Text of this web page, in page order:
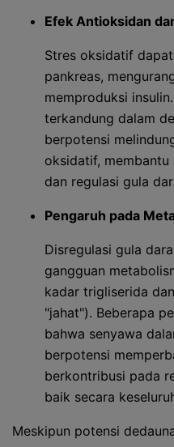
Efek Antioksidan
Stres oksidatif
pankreas,
memproduksi
terkandung dalam
berpotensi
oksidatif,
dan regulasi gula
Pengaruh pada
Disregulasi gula
gangguan
kadar trigliserida
"jahat"). Beberapa
bahwa senyawa
berpotensi
berkontribusi pada
baik secara
Meskipun potensi